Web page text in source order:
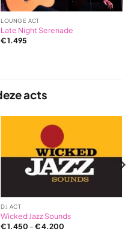
LOUNGE ACT
Late Night Serenade
€1.495
acts
DJ ACT
Wicked Jazz Sounds
€1.450 –€4.200